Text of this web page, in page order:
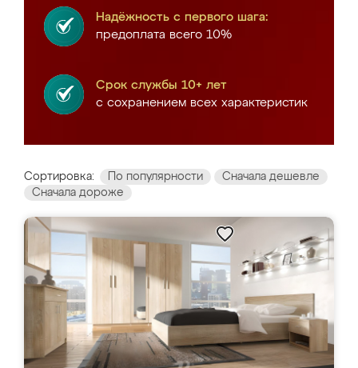
Надёжность с первого шага:
предоплата всего 10%
Срок службы 10+ лет
с сохранением всех характеристик
Сортировка: По популярности
Сначала дешевле
Сначала дороже